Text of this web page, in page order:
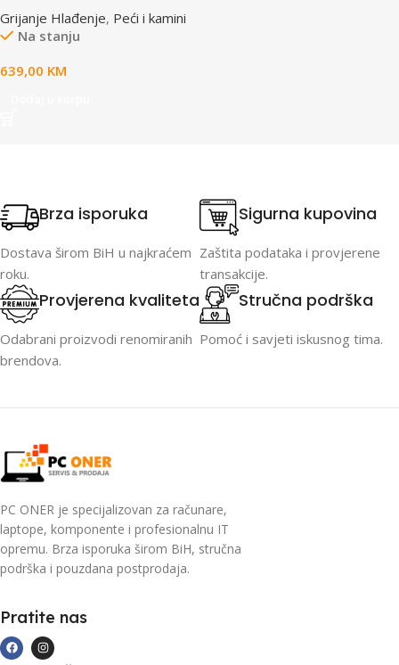
Grijanje Hlađenje, Peći i kamini
Na stanju
639,00 KM
Brza isporuka
Dostava širom BiH u najkraćem
roku.
Sigurna kupovina
Zaštita podataka i provjerene
transakcije.
Provjerena kvaliteta
Odabrani proizvodi renomiranih
brendova.
Stručna podrška
Pomoć i savjeti iskusnog tima.
PC ONER je specijalizovan za računare,
laptope, komponente i profesionalnu IT
opremu. Brza isporuka širom BiH, stručna
podrška i pouzdana postprodaja.
Pratite nas